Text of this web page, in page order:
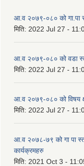
आ.व २०७९-०८० को गा.पा
मिति: 2022 Jul 27 -
आ.व २०७९-०८० को वडा
मिति: 2022 Jul 27 -
आ.व २०७९-०८० को विषय
मिति: 2022 Jul 27 -
आ.व २०७८-७९ को गा पा
कार्यक्रमहरु
मिति: 2021 Oct 3 -